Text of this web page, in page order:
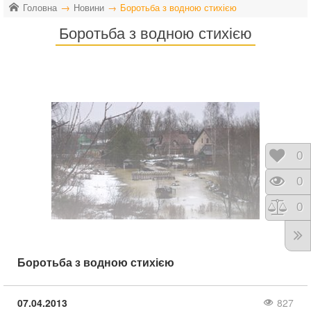
Головна Новини Боротьба з водною стихією
Боротьба з водною стихією
Боротьба з водною стихією
07.04.2013
827
0
0
0